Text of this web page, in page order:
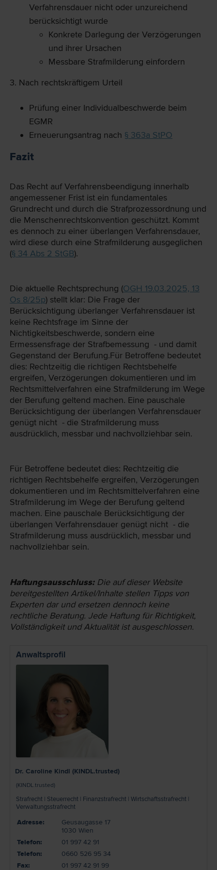
Verfahrensdauer nicht oder unzureichend
berücksichtigt wurde
Konkrete Darlegung der Verzögerungen
und ihrer Ursachen
Messbare Strafmilderung einfordern
3. Nach rechtskräftigem Urteil
Prüfung einer Individualbeschwerde beim
EGMR
Erneuerungsantrag nach § 363a StPO
Fazit
Das Recht auf Verfahrensbeendigung innerhalb
angemessener Frist ist ein fundamentales
Grundrecht und durch die Strafprozessordnung und
die Menschenrechtskonvention geschützt. Kommt
es dennoch zu einer überlangen Verfahrensdauer,
wird diese durch eine Strafmilderung ausgeglichen
(§ 34 Abs 2 StGB).
Die aktuelle Rechtsprechung (OGH 19.03.2025, 13
Os 8/25p) stellt klar: Die Frage der
Berücksichtigung überlanger Verfahrensdauer ist
keine Rechtsfrage im Sinne der
Nichtigkeitsbeschwerde, sondern eine
Ermessensfrage der Strafbemessung - und damit
Gegenstand der Berufung.Für Betroffene bedeutet
dies: Rechtzeitig die richtigen Rechtsbehelfe
ergreifen, Verzögerungen dokumentieren und im
Rechtsmittelverfahren eine Strafmilderung im Wege
der Berufung geltend machen. Eine pauschale
Berücksichtigung der überlangen Verfahrensdauer
genügt nicht - die Strafmilderung muss
ausdrücklich, messbar und nachvollziehbar sein.
Für Betroffene bedeutet dies: Rechtzeitig die
richtigen Rechtsbehelfe ergreifen, Verzögerungen
dokumentieren und im Rechtsmittelverfahren eine
Strafmilderung im Wege der Berufung geltend
machen. Eine pauschale Berücksichtigung der
überlangen Verfahrensdauer genügt nicht - die
Strafmilderung muss ausdrücklich, messbar und
nachvollziehbar sein.
Haftungsausschluss: Die auf dieser Website
bereit­gestellten Artikel/Inhalte stellen Tipps von
Experten dar und ersetzen dennoch keine
rechtliche Beratung. Jede Haftung für Richtigkeit,
Vollständigkeit und Aktualität ist ausgeschlossen.
Anwaltsprofil
Dr. Caroline Kindl (KINDL.trusted)
(KINDL.trusted)
Strafrecht | Steuerrecht | Finanzstrafrecht | Wirtschaftsstrafrecht |
Verwaltungsstrafrecht
Adresse:
Geusaugasse 17
1030 Wien
Telefon:
01 997 42 91
Telefon:
0660 526 95 34
Fax:
01 997 42 91 99